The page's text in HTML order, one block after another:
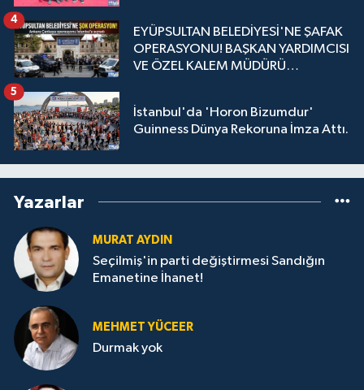
EYÜPSULTAN BELEDİYESİ'NE ŞAFAK
OPERASYONU! BAŞKAN YARDIMCISI
VE ÖZEL KALEM MÜDÜRÜ
4
İstanbul'da 'Horon Bizumdur'
Guinness Dünya Rekoruna İmza Attı.
5
Yazarlar
MURAT AYDIN
Seçilmiş'in parti değiştirmesi Sandığın
Emanetine İhanet!
MEHMET YÜCEER
Durmak yok